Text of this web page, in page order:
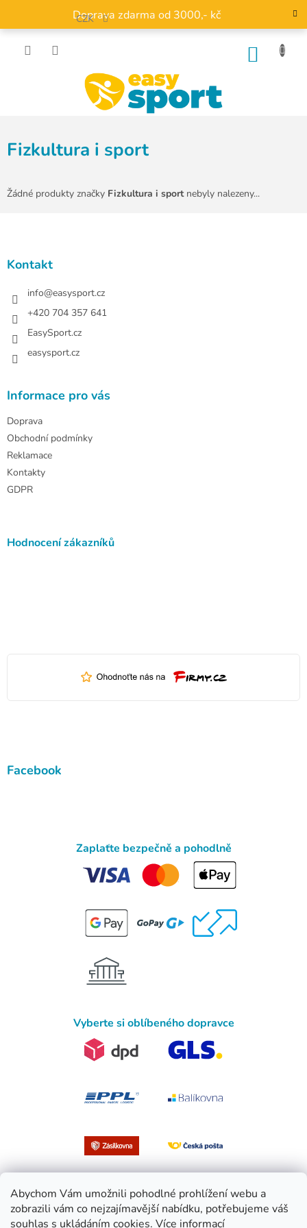
Abychom Vám umožnili pohodlné prohlížení webu a
zobrazili vám co nejzajímavější nabídku, potřebujeme váš
souhlas s ukládáním cookies. Více informací
obsah
Doprava zdarma od 3000,- kč
CZK
Fizkultura i sport
Žádné produkty značky Fizkultura i sportnebyly nalezeny...
Kontakt
info@easysport.cz
+420 704 357 641
EasySport.cz
easysport.cz
Informace pro vás
Doprava
Obchodní podmínky
Reklamace
Kontakty
GDPR
Hodnocení zákazníků
Facebook
Zaplaťte bezpečně a pohodlně
Vyberte si oblíbeného dopravce